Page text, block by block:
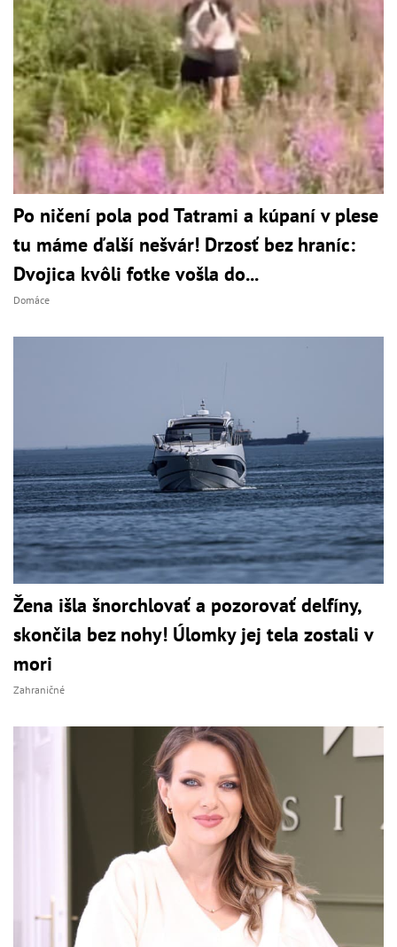
Po ničení pola pod Tatrami a kúpaní v plese
tu máme ďalší nešvár! Drzosť bez hraníc:
Dvojica kvôli fotke vošla do...
Domáce
Žena išla šnorchlovať a pozorovať delfíny,
skončila bez nohy! Úlomky jej tela zostali v
mori
Zahraničné